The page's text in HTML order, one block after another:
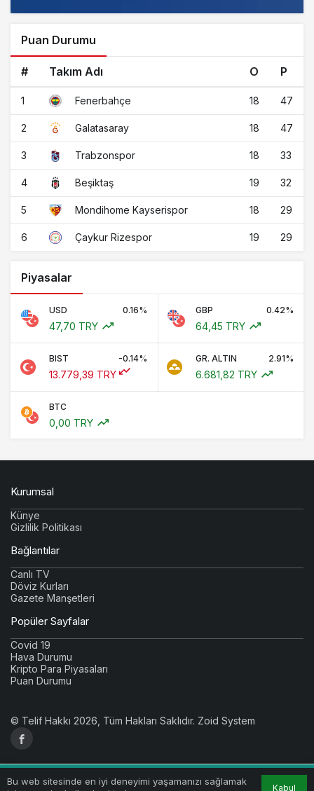
Puan Durumu
# Takım Adı O P
1 Fenerbahçe 18 47
2 Galatasaray 18 47
3 Trabzonspor 18 33
4 Beşiktaş 19 32
5 Mondihome Kayserispor 18 29
6 Çaykur Rizespor 19 29
Piyasalar
USD 0.16%
47,70 TRY
GBP 0.42%
64,45 TRY
BIST -0.14%
13.779,39 TRY
GR. ALTIN 2.91%
6.681,82 TRY
BTC
0,00 TRY
Bu web sitesinde en iyi deneyimi yaşamanızı sağlamak
Kabul
Kurumsal
Künye
Gizlilik Politikası
Bağlantılar
Canlı TV
Döviz Kurları
Gazete Manşetleri
Popüler Sayfalar
Covid 19
Hava Durumu
Kripto Para Piyasaları
Puan Durumu
© Telif Hakkı 2026, Tüm Hakları Saklıdır. Zoid System